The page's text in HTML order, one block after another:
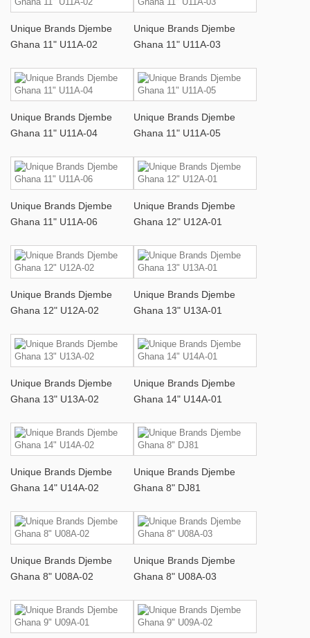
Unique Brands Djembe
Ghana 11" U11A-02
Unique Brands Djembe
Ghana 11" U11A-03
Unique Brands Djembe
Ghana 11" U11A-04
Unique Brands Djembe
Ghana 11" U11A-05
Unique Brands Djembe
Ghana 11" U11A-06
Unique Brands Djembe
Ghana 12" U12A-01
Unique Brands Djembe
Ghana 12" U12A-02
Unique Brands Djembe
Ghana 13" U13A-01
Unique Brands Djembe
Ghana 13" U13A-02
Unique Brands Djembe
Ghana 14" U14A-01
Unique Brands Djembe
Ghana 14" U14A-02
Unique Brands Djembe
Ghana 8" DJ81
Unique Brands Djembe
Ghana 8" U08A-02
Unique Brands Djembe
Ghana 8" U08A-03